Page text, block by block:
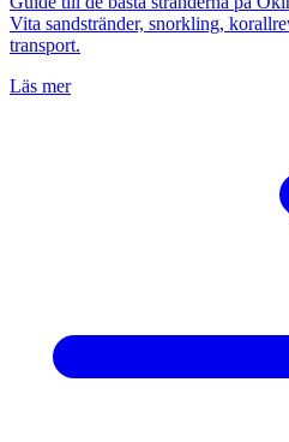
Vita sandstränder, snorkling,
transport.
Läs mer